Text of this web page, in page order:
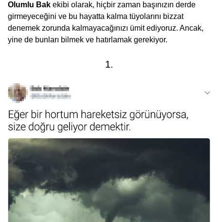
Olumlu Bak ekibi olarak, hiçbir zaman başınızın derde
girmeyeceğini ve bu hayatta kalma tüyolarını bizzat
denemek zorunda kalmayacağınızı ümit ediyoruz. Ancak,
yine de bunları bilmek ve hatırlamak gerekiyor.
1.